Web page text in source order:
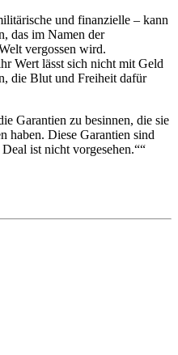
und finanzielle – kann
das im Namen der
vergossen wird.
Wert lässt sich nicht mit Geld
die Blut und Freiheit dafür
Garantien zu besinnen, die sie
haben. Diese Garantien sind
ist nicht vorgesehen.““